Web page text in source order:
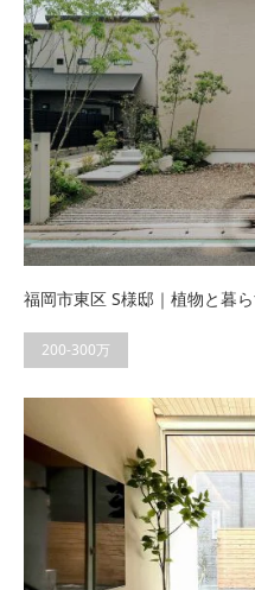
福岡市東区 S様邸｜植物と暮
200-300万